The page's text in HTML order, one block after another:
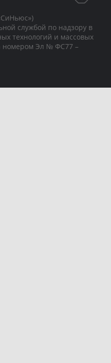
службой по надзору в
технологий и массовых
номером Эл № ФС77 –